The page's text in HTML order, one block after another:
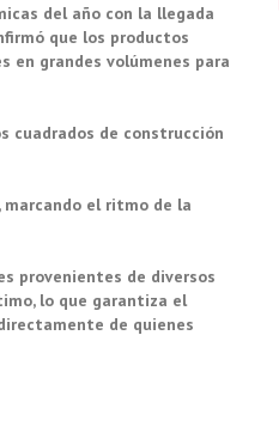
del año con la llegada
que los productos
en grandes volúmenes para
cuadrados de construcción
marcando el ritmo de la
provenientes de diversos
lo que garantiza el
de quienes